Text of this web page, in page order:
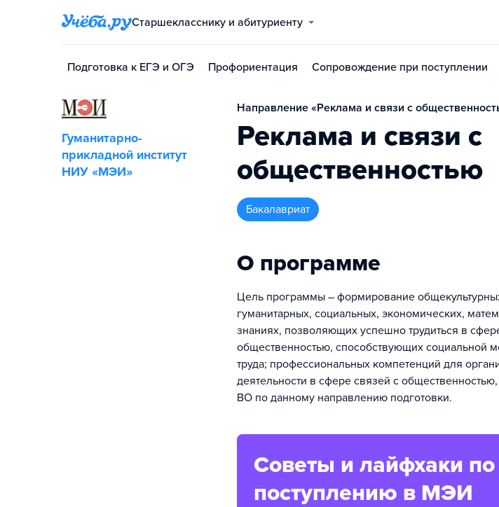
Старшекласснику и абитуриенту
Подготовка к ЕГЭ и ОГЭ Профориентация Сопровождение при поступлении
Гуманитарно-
прикладной институт
НИУ «МЭИ»
Направление «Реклама и связи с
Реклама и связи с
общественностью
бакалавриат
О программе
Цель программы – формирование
гуманитарных, социальных, экономических,
знаниях, позволяющих успешно трудиться в
общественностью, способствующих социальной
труда; профессиональных компетенций для
деятельности в сфере связей с
ВО по данному направлению подготовки.
Советы и лайфхаки по
поступлению в МЭИ